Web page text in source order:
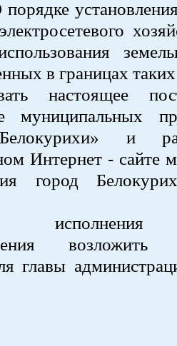
в границах
настоящее
муниципальных
и
Интернет - сайте
город
исполнения
главы